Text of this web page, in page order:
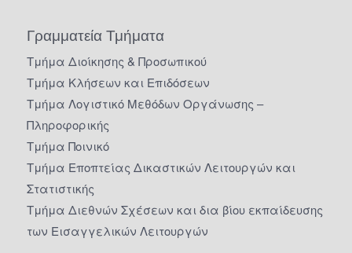
Γραμματεία Τμήματα
Τμήμα Διοίκησης & Προσωπικού
Τμήμα Κλήσεων και Επιδόσεων
Τμήμα Λογιστικό Μεθόδων Οργάνωσης –
Πληροφορικής
Τμήμα Ποινικό
Τμήμα Εποπτείας Δικαστικών Λειτουργών και
Στατιστικής
Τμήμα Διεθνών Σχέσεων και δια βίου εκπαίδευσης
των Εισαγγελικών Λειτουργών